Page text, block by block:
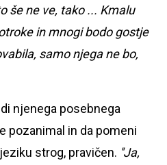
še ne ve, tako ... Kmalu
in mnogi bodo gostje
samo njega ne bo,
njenega posebnega
pozanimal in da pomeni
strog, pravičen. ''Ja,